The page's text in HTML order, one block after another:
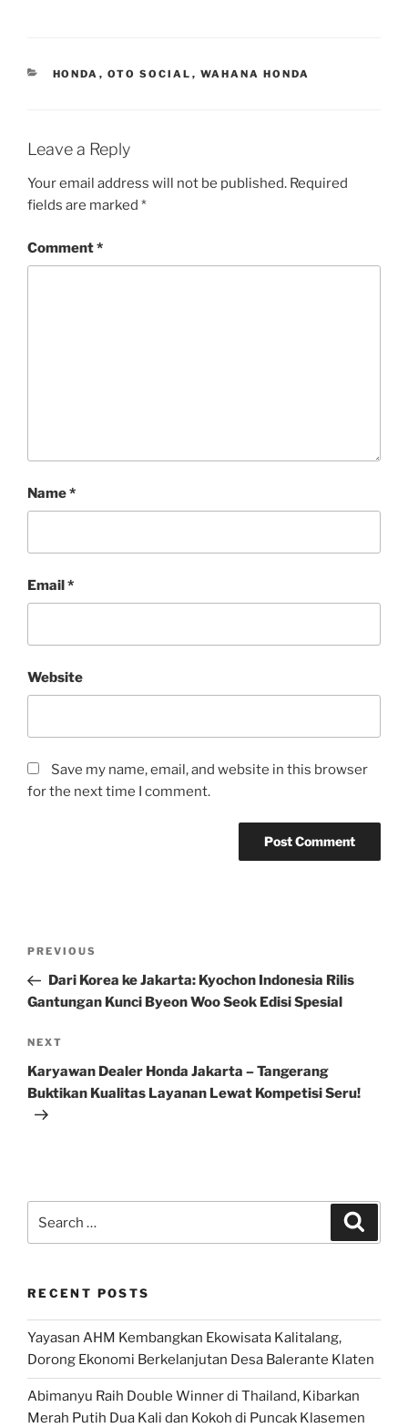
CATEGORIES
HONDA , OTO SOCIAL , WAHANA HONDA
Leave a Reply
Your email address will not be published. Required
fields are marked *
Comment*
Name*
Email*
Website
Save my name, email, and website in this browser
for the next time I comment.
Previous
Post
PREVIOUS
Dari Korea ke Jakarta: Kyochon Indonesia Rilis
Gantungan Kunci Byeon Woo Seok Edisi Spesial
Next
Post
NEXT
Karyawan Dealer Honda Jakarta – Tangerang
Buktikan Kualitas Layanan Lewat Kompetisi Seru!
for:
RECENT POSTS
Yayasan AHM Kembangkan Ekowisata Kalitalang,
Dorong Ekonomi Berkelanjutan Desa Balerante Klaten
Abimanyu Raih Double Winner di Thailand, Kibarkan
Merah Putih Dua Kali dan Kokoh di Puncak Klasemen